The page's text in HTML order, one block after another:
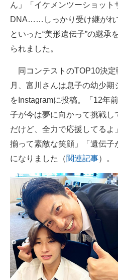
ん」「イケメンツーショッ
DNA……しっかり受け継がれ
といった“美形遺伝子”の継承
られました。
同コンテストのTOP10決定
月、富川さんは息子の幼少期
をInstagramに投稿。「12年
子が今は夢に向かって挑戦し
だけど、全力で応援してる
揃って素敵な笑顔」「遺伝子
になりました（関連記事）。